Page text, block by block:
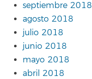
septiembre 2018
agosto 2018
julio 2018
junio 2018
mayo 2018
abril 2018